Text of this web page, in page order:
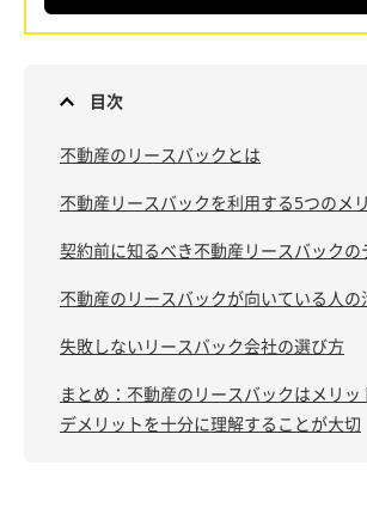
目次
不動産のリースバックとは
不動産リースバックを利用する5つのメ
契約前に知るべき不動産リースバックの
不動産のリースバックが向いている人の
失敗しないリースバック会社の選び方
まとめ：不動産のリースバックはメリッ
デメリットを十分に理解することが大切